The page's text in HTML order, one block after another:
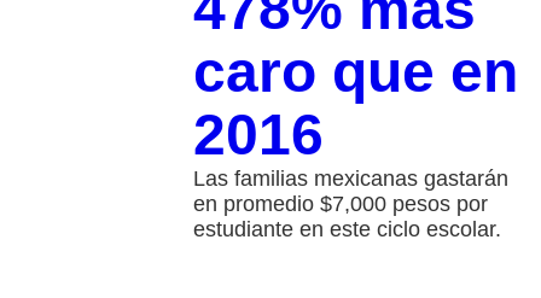
caro que en
2016
Las familias mexicanas gastarán
en promedio $7,000 pesos por
estudiante en este ciclo escolar.